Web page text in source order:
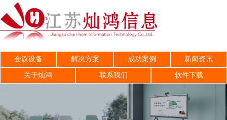
会议设备 解决方案 成功案例 新闻资讯
关于灿鸿 联系我们 软件下载